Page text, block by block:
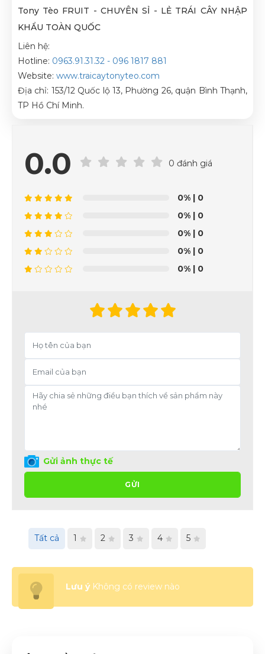
Tony Tèo FRUIT - CHUYÊN SỈ - LẺ TRÁI CÂY NHẬP
KHẨU TOÀN QUỐC
Liên hệ:
Hotline: 0963.91.31.32 - 096 1817 881
Website: www.traicaytonyteo.com
Địa chỉ: 153/12 Quốc lộ 13, Phường 26, quận Bình Thạnh,
TP Hồ Chí Minh.
0.0 0 đánh giá
0% | 0
0% | 0
0% | 0
0% | 0
0% | 0
Gửi ảnh thực tế
GỬI
Tất cả 1 2 3 4 5
Lưu ýKhông có review nào